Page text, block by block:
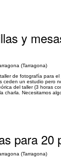
y
(Tarragona)
de fotografía para el
ceden un estudio pero
del taller (3 horas
charla. Necesitamos
para 20
(Tarragona)